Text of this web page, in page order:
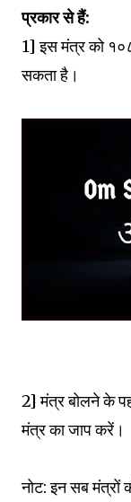
प्रकार से हैं:
1] इस मंत्र को
सकता है।
2] मंत्र बोलने के
मंत्र का जाप करें।
नोट: इन सब